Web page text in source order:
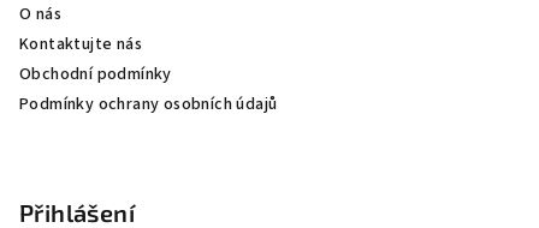
O nás
Kontaktujte nás
Obchodní podmínky
Podmínky ochrany osobních údajů
Přihlášení